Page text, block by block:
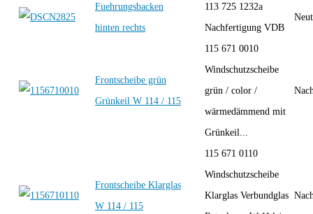
Fuehrungsbacken
hinten rechts
113 725 1232a
Nachfertigung VDB
Frontscheibe grün
Grünkeil W 114 / 115
115 671 0010
Windschutzscheibe
grün / color /
wärmedämmend mit
Grünkeil...
Frontscheibe Klarglas
W 114 / 115
115 671 0110
Windschutzscheibe
Klarglas Verbundglas